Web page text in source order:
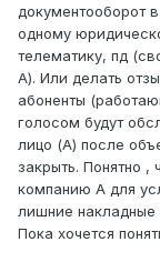
документооборот
одному
телематику, пд
А). Или делать
абоненты
голосом будут
лицо (А) после
закрыть. Понятно
компанию А для
лишние накладные
Пока хочется